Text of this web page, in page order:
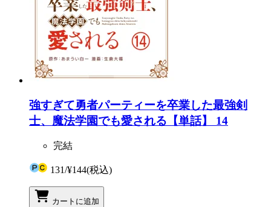
強すぎて勇者パーティーを卒業した最強剣
士、魔法学園でも愛される【単話】 14
完結
131/¥144(税込)
カートに追加